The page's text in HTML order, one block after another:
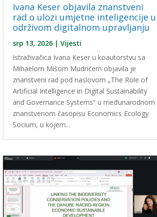
Ivana Keser objavila znanstveni
rad o ulozi umjetne inteligencije u
održivom digitalnom upravljanju
srp 13, 2026| Vijesti
Istraživačica Ivana Keser u koautorstvu sa
Mihaelom Mišom Mudrićem objavila je
znanstveni rad pod naslovom „The Role of
Artificial Intelligence in Digital Sustainability
and Governance Systems“ u međunarodnom
znanstvenom časopisu Economics Ecology
Socium, u kojem...